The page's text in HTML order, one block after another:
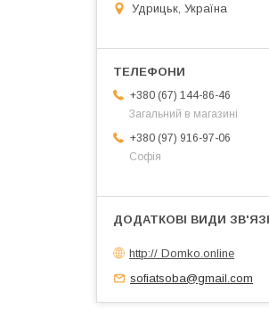
Удрицьк, Україна
+380 (67) 144-86-46
Загальний в магазині
+380 (97) 916-97-06
Софія
http:// Domko.online
sofiatsoba@gmail.com